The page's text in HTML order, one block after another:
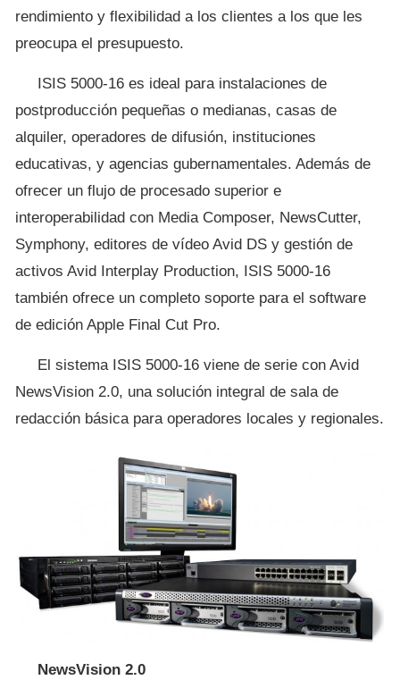
rendimiento y flexibilidad a los clientes a los que les
preocupa el presupuesto.
ISIS 5000-16 es ideal para instalaciones de
postproducción pequeñas o medianas, casas de
alquiler, operadores de difusión, instituciones
educativas, y agencias gubernamentales. Además de
ofrecer un flujo de procesado superior e
interoperabilidad con Media Composer, NewsCutter,
Symphony, editores de vídeo Avid DS y gestión de
activos Avid Interplay Production, ISIS 5000-16
también ofrece un completo soporte para el software
de edición Apple Final Cut Pro.
El sistema ISIS 5000-16 viene de serie con Avid
NewsVision 2.0, una solución integral de sala de
redacción básica para operadores locales y regionales.
NewsVision 2.0